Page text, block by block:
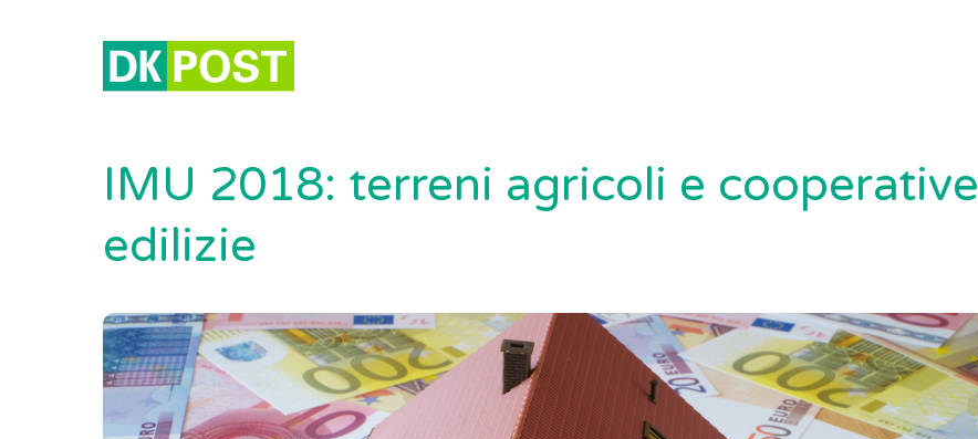
IMU 2018: terreni agricoli e cooperative
edilizie